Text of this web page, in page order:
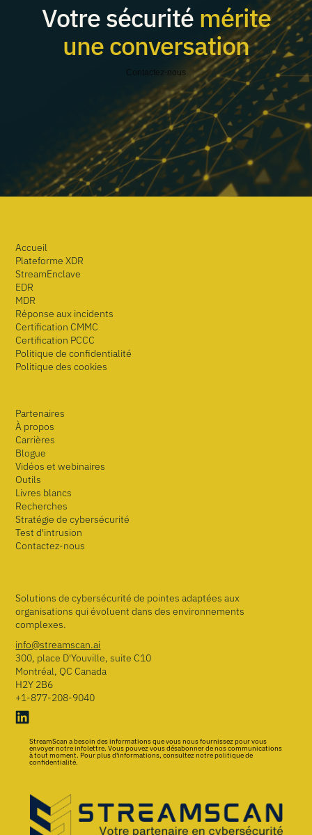
Votre sécurité mérite
une conversation
Contactez-nous
Accueil
Plateforme XDR
StreamEnclave
EDR
MDR
Réponse aux incidents
Certification CMMC
Certification PCCC
Politique de confidentialité
Politique des cookies
Partenaires
À propos
Carrières
Blogue
Vidéos et webinaires
Outils
Livres blancs
Recherches
Stratégie de cybersécurité
Test d'intrusion
Contactez-nous
Solutions de cybersécurité de pointes adaptées aux
organisations qui évoluent dans des environnements
complexes.
info@streamscan.ai
300, place D'Youville, suite C10
Montréal, QC Canada
H2Y 2B6
+1-877-208-9040
StreamScan a besoin des informations que vous nous fournissez pour vous
envoyer notre infolettre. Vous pouvez vous désabonner de nos communications
à tout moment. Pour plus d'informations, consultez notre politique de
confidentialité.